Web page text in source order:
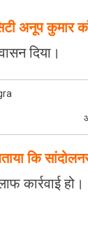
अनूप कुमार
दिया।
कि
कार्रवाई